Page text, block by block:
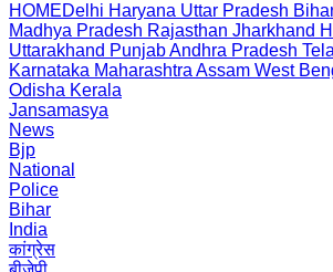
HOMEDelhi Haryana Uttar Pradesh
Madhya Pradesh Rajasthan Jharkhand
Uttarakhand PunjabAndhra Pradesh
Karnataka Maharashtra Assam West
Odisha Kerala
Jansamasya
News
Bjp
National
Police
Bihar
India
कांग्रेस